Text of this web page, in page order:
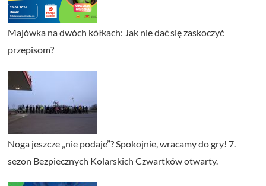
Majówka na dwóch kółkach: Jak nie dać się zaskoczyć
przepisom?
Noga jeszcze „nie podaje”? Spokojnie, wracamy do gry! 7.
sezon Bezpiecznych Kolarskich Czwartków otwarty.